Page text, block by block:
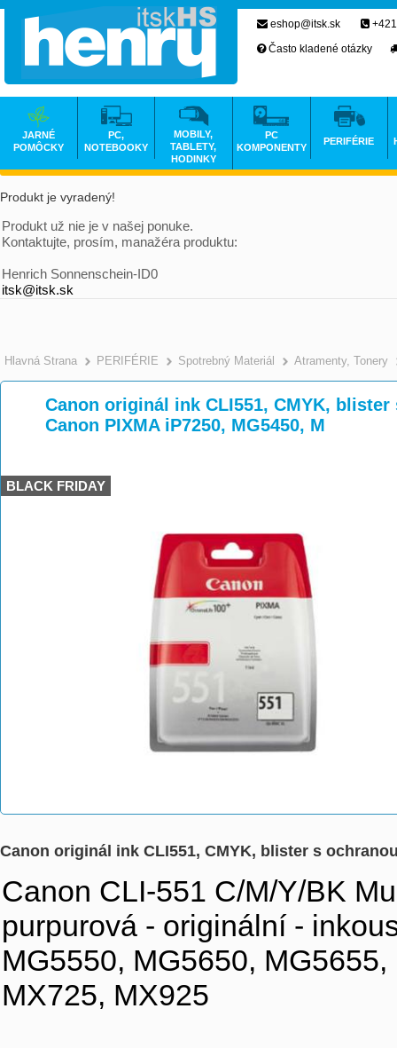
Produkt je vyradený!
Produkt už nie je v našej ponuke.
Kontaktujte, prosím, manažéra produktu:
Henrich Sonnenschein-ID0
itsk@itsk.sk
Hlavná Strana >
PERIFÉRIE >
Spotrebný Materiál >
Atramenty, Tonery
Canon originál ink CLI551, CMYK, blister
Canon PIXMA iP7250, MG5450, M
BLACK FRIDAY
Canon originál ink CLI551, CMYK, blister s
Canon CLI-551 C/M/Y/BK
purpurová - originální -
MG5550, MG5650,
MX725, MX925
eshop@itsk.sk
Často kladené otázky
JARNÉ
POMÔCKY
PC,
NOTEBOOKY
MOBILY,
TABLETY,
HODINKY
PC
KOMPONENTY
PERIFÉRIE